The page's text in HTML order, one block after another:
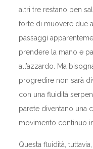
altri tre restano ben
forte di muovere due
passaggi
prendere la mano e
all’azzardo. Ma
progredire non sarà
con una fluidità
parete diventano una
movimento continuo
Questa fluidità,